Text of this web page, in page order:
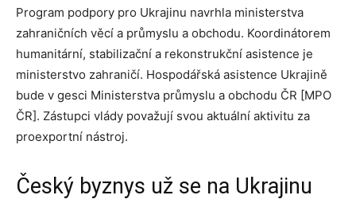
Program podpory pro Ukrajinu navrhla ministerstva
zahraničních věcí a průmyslu a obchodu. Koordinátorem
humanitární, stabilizační a rekonstrukční asistence je
ministerstvo zahraničí. Hospodářská asistence Ukrajině
bude v gesci Ministerstva průmyslu a obchodu ČR [MPO
ČR]. Zástupci vlády považují svou aktuální aktivitu za
proexportní nástroj.
Český byznys už se na Ukrajinu